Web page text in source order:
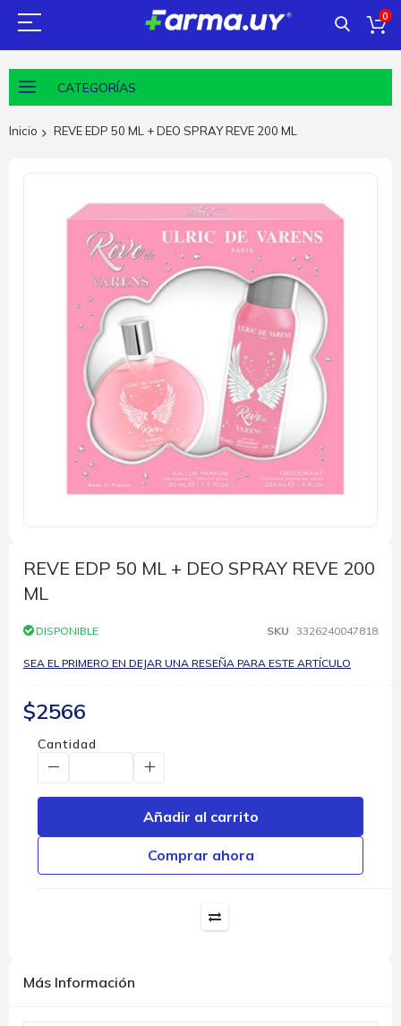
0
CATEGORÍAS
Inicio REVE EDP 50 ML + DEO SPRAY REVE 200 ML
comienzo
de
la
de
imágenes
REVE EDP 50 ML + DEO SPRAY REVE 200
ML
DISPONIBLE SKU 3326240047818
SEA EL PRIMERO EN DEJAR UNA RESEÑA PARA ESTE ARTÍCULO
$2566
Cantidad
Añadir al carrito
Comprar ahora
Más Información